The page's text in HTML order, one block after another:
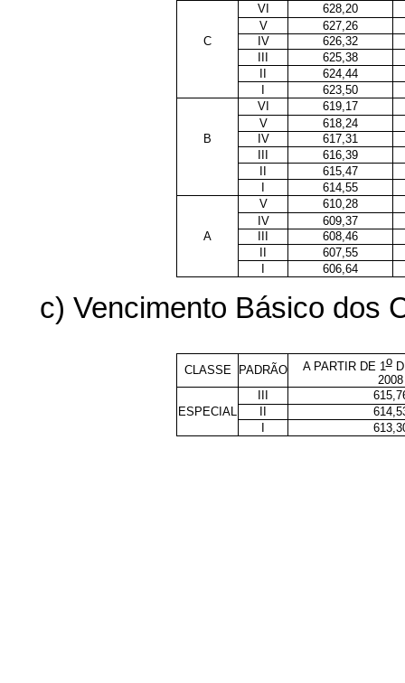
VI
628,20
V
627,26
C
IV
626,32
III
625,38
II
624,44
I
623,50
VI
619,17
V
618,24
B
IV
617,31
III
616,39
II
615,47
I
614,55
V
610,28
IV
609,37
A
III
608,46
II
607,55
I
606,64
c) Vencimento Básico dos
CLASSE PADRÃO A PARTIR DE 1o
2008
III
ESPECIAL
II
I